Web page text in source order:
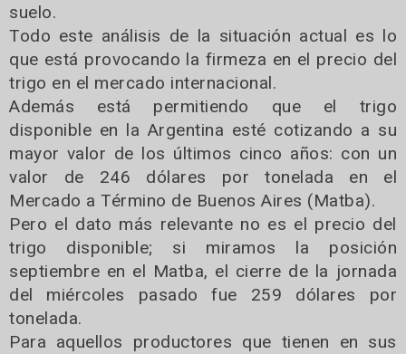
suelo.
Todo este análisis de la situación actual es lo
que está provocando la firmeza en el precio del
trigo en el mercado internacional.
Además está permitiendo que el trigo
disponible en la Argentina esté cotizando a su
mayor valor de los últimos cinco años: con un
valor de 246 dólares por tonelada en el
Mercado a Término de Buenos Aires (Matba).
Pero el dato más relevante no es el precio del
trigo disponible; si miramos la posición
septiembre en el Matba, el cierre de la jornada
del miércoles pasado fue 259 dólares por
tonelada.
Para aquellos productores que tienen en sus